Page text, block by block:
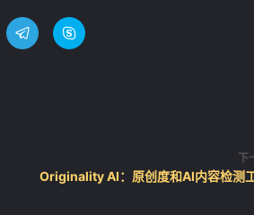
 
下
Originality AI：原创度和AI内容检测